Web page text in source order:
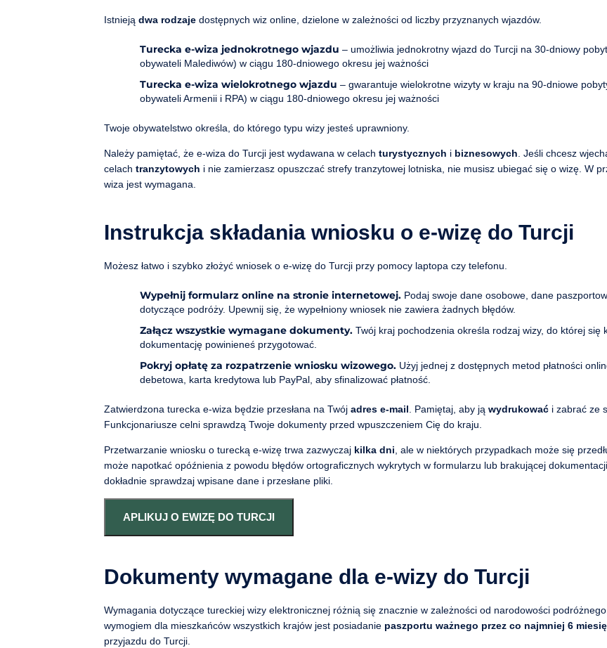
Istnieją dwa rodzaje dostępnych wiz online, dzielone w zależności od liczby przyznanych wjazdów.
Turecka e-wiza jednokrotnego wjazdu – umożliwia jednokrotny wjazd do Turcji na 30-dniowy
obywateli Malediwów) w ciągu 180-dniowego okresu jej ważności
Turecka e-wiza wielokrotnego wjazdu – gwarantuje wielokrotne wizyty w kraju na 90-dniowe
obywateli Armenii i RPA) w ciągu 180-dniowego okresu jej ważności
Twoje obywatelstwo określa, do którego typu wizy jesteś uprawniony.
Należy pamiętać, że e-wiza do Turcji jest wydawana w celach turystycznych i biznesowych . Jeśli chcesz
celach tranzytowych i nie zamierzasz opuszczać strefy tranzytowej lotniska, nie musisz ubiegać się o wizę. W
wiza jest wymagana.
Instrukcja składania wniosku o e-wizę do Turcji
Możesz łatwo i szybko złożyć wniosek o e-wizę do Turcji przy pomocy laptopa czy telefonu.
Wypełnij formularz online na stronie internetowej.Podaj swoje dane osobowe, dane
dotyczące podróży. Upewnij się, że wypełniony wniosek nie zawiera żadnych błędów.
Załącz wszystkie wymagane dokumenty. Twój kraj pochodzenia określa rodzaj wizy, do której się
dokumentację powinieneś przygotować.
Pokryj opłatę za rozpatrzenie wniosku wizowego. Użyj jednej z dostępnych metod płatności
debetowa, karta kredytowa lub PayPal, aby sfinalizować płatność.
Zatwierdzona turecka e-wiza będzie przesłana na Twój adres e-mail . Pamiętaj, aby ją wydrukować i zabrać ze
Funkcjonariusze celni sprawdzą Twoje dokumenty przed wpuszczeniem Cię do kraju.
Przetwarzanie wniosku o turecką e-wizę trwa zazwyczaj kilka dni , ale w niektórych przypadkach może się
może napotkać opóźnienia z powodu błędów ortograficznych wykrytych w formularzu lub brakującej
dokładnie sprawdzaj wpisane dane i przesłane pliki.
APLIKUJ O EWIZĘ DO TURCJI
Dokumenty wymagane dla e-wizy do Turcji
Wymagania dotyczące tureckiej wizy elektronicznej różnią się znacznie w zależności od narodowości
wymogiem dla mieszkańców wszystkich krajów jest posiadanie paszportu ważnego przez co najmniej 6
przyjazdu do Turcji.